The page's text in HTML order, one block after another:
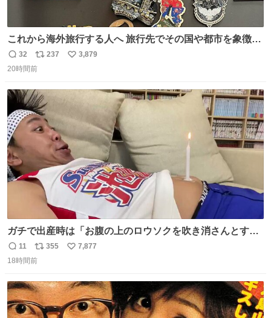
これから海外旅行する人へ 旅行先でその国や都市を象徴す
る マグネットを買って欲しい。 僕は交換留学してた1年間
で20カ国回ったけど、旅行先で必ずマグネットを買い、今
どそれぞれのマグネットを見る度に旅の思い出が鮮明によ
みがえります。
返
信
32
リ
ポ
ト
数
237
い
数
3,879
20時間前
ガチで出産時は「お腹の上のロウソクを吹き消さんとする
サンシャイン池崎」だったし、お産後の股裂け状態でのト
イレは「とにかく明るい安村の体勢」が1番楽
返
信
11
リ
ポ
ト
数
355
い
数
7,877
18時間前